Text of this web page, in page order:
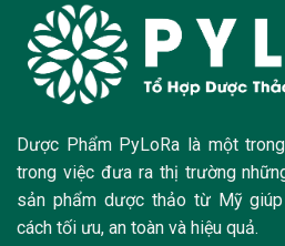
Dược Phẩm PyLoRa là một
trong việc đưa ra thị trường
sản phẩm dược thảo từ Mỹ
cách tối ưu, an toàn và hiệu quả.